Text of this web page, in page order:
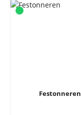
Festonneren